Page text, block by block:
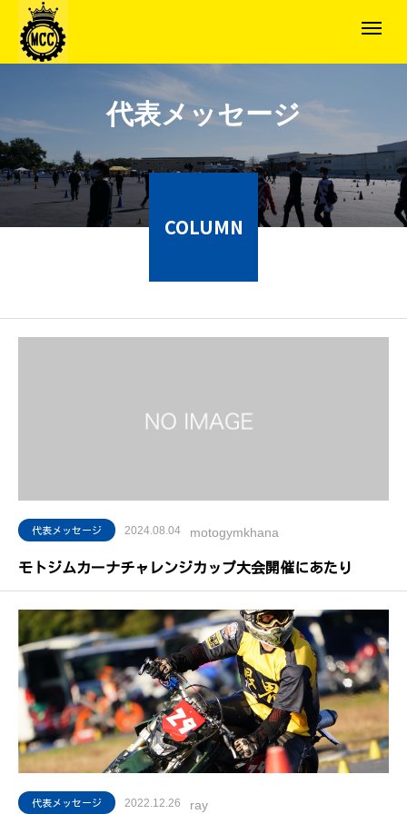
代表メッセージ
COLUMN
代表メッセージ 2024.08.04 motogymkhana
モトジムカーナチャレンジカップ大会開催にあたり
代表メッセージ 2022.12.26 ray